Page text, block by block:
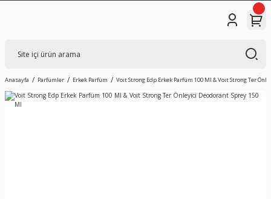
Anasayfa Parfümler Erkek Parfüm Voit Strong Edp Erkek Parfüm 100 Ml & Voit Strong Ter